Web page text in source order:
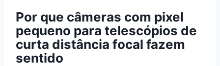
Por que câmeras com pixel
pequeno para telescópios de
curta distância focal fazem
sentido